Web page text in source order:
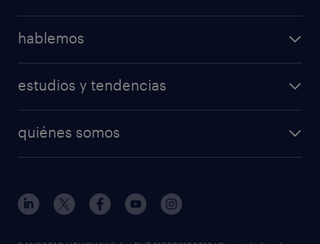
hablemos
estudios y tendencias
quiénes somos